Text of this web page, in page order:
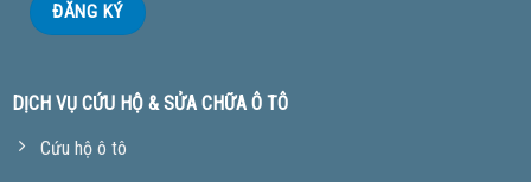
DỊCH VỤ CỨU HỘ & SỬA CHỮA Ô TÔ
Cứu hộ ô tô